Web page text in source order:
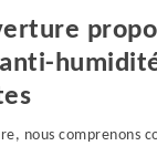
nous comprenons